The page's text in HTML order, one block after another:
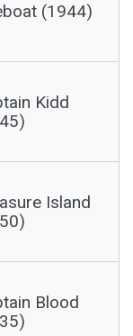
(1944)
Kidd
Island
Blood